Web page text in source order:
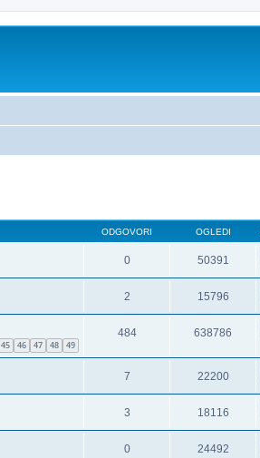
ODGOVORI OGLEDI
0 50391
2 15796
45 46 47 48 49
484 638786
7 22200
3 18116
0 24492